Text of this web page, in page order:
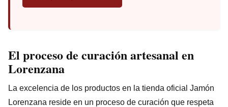
El proceso de curación artesanal en
Lorenzana
La excelencia de los productos en la tienda oficial Jamón
Lorenzana reside en un proceso de curación que respeta